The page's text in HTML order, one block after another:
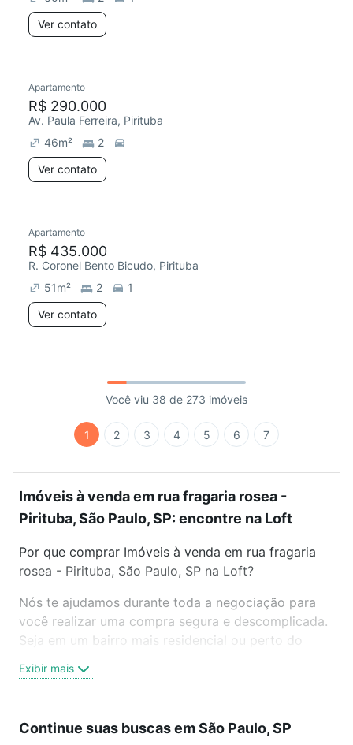
Ver contato
Apartamento
R$ 290.000
Av. Paula Ferreira, Pirituba
46m²
2
Ver contato
Apartamento
R$ 435.000
R. Coronel Bento Bicudo, Pirituba
51m² 2
1
Ver contato
Você viu 38 de 273 imóveis
1 2 3 4 5 6 7
Imóveis à venda em rua fragaria rosea -
Pirituba, São Paulo, SP: encontre na Loft
Por que comprar Imóveis à venda em rua fragaria
rosea - Pirituba, São Paulo, SP na Loft?
Nós te ajudamos durante toda a negociação para
você realizar uma compra segura e descomplicada.
Seja em um bairro mais residencial ou perto do
oferta ideal de Imóveis à venda em rua fragaria
rosea - Pirituba, São Paulo, SP para conquistar seu
videochamada, é grátis, sem compromisso e você
Exibir mais
Continue suas buscas em São Paulo, SP